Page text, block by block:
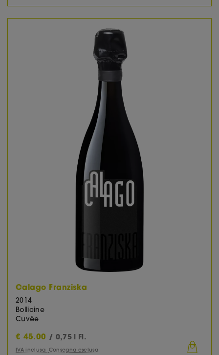
Calago Franziska
2014
Bollicine
Cuvée
€ 45.00 / 0,75 l Fl.
IVA inclusa Consegna esclusa